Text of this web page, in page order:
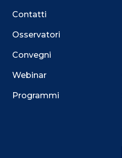
Contatti
Osservatori
Convegni
Webinar
Programmi